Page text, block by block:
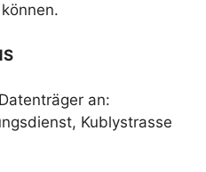
an:
Kublystrasse